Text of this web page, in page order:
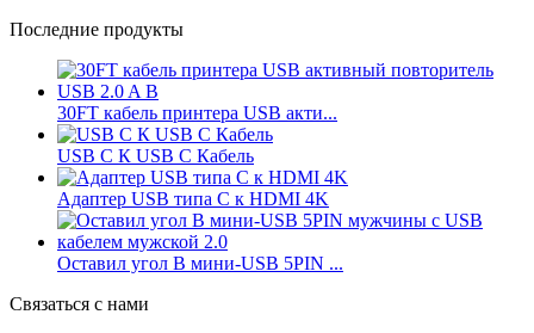
Последние продукты
30FT кабель принтера USB акти...
USB C К USB C Кабель
Адаптер USB типа C к HDMI 4K
Оставил угол B мини-USB 5PIN ...
Связаться с нами